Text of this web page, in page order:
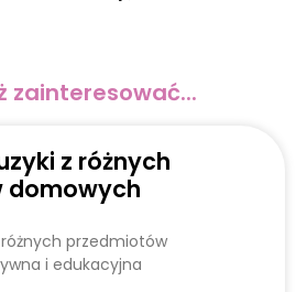
zainteresować...
z różnych
domowych
przedmiotów
i edukacyjna